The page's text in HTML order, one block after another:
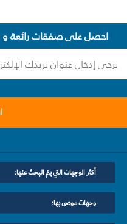
احصل على صفقات رائعة و
أكثر الوجهات التي يتم البحث عنها:
وجهات موصى بها: